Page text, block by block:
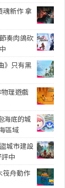
魂新作 拿
奏肉鴿砍
》只有黑
理遊戲
海底的城
區域
城市建設
中
筏舟動作